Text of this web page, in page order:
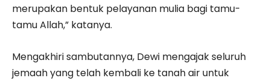
merupakan bentuk pelayanan mulia bagi tamu-
tamu Allah,” katanya.
Mengakhiri sambutannya, Dewi mengajak seluruh
jemaah yang telah kembali ke tanah air untuk